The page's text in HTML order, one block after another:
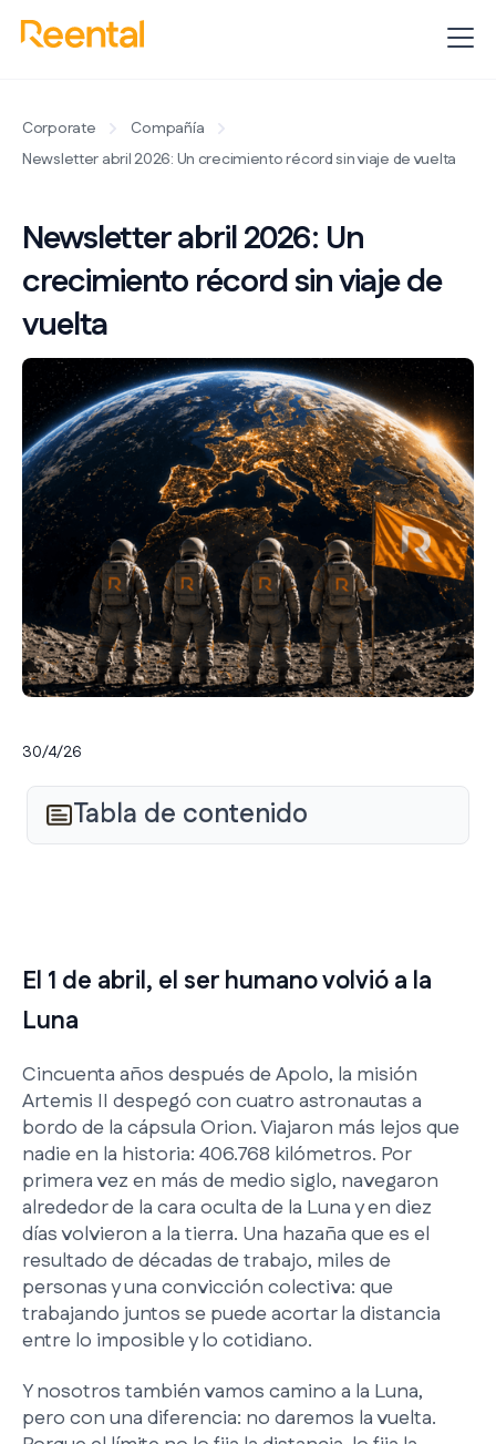
Corporate
Compañía
Newsletter abril 2026: Un crecimiento récord sin viaje de vuelta
Newsletter abril 2026: Un
crecimiento récord sin viaje de
vuelta
30/4/26
Tabla de contenido
El 1 de abril, el ser humano volvió a la
Luna
Cincuenta años después de Apolo, la misión
Artemis II despegó con cuatro astronautas a
bordo de la cápsula Orion. Viajaron más lejos que
nadie en la historia: 406.768 kilómetros. Por
primera vez en más de medio siglo, navegaron
alrededor de la cara oculta de la Luna y en diez
días volvieron a la tierra. Una hazaña que es el
resultado de décadas de trabajo, miles de
personas y una convicción colectiva: que
trabajando juntos se puede acortar la distancia
entre lo imposible y lo cotidiano.
Y nosotros también vamos camino a la Luna,
pero con una diferencia: no daremos la vuelta.